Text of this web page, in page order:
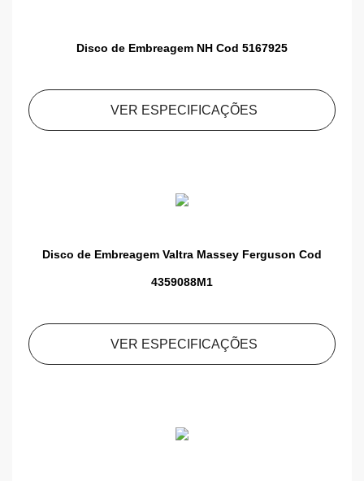
Disco de Embreagem NH Cod 5167925
VER ESPECIFICAÇÕES
Disco de Embreagem Valtra Massey Ferguson Cod
4359088M1
VER ESPECIFICAÇÕES